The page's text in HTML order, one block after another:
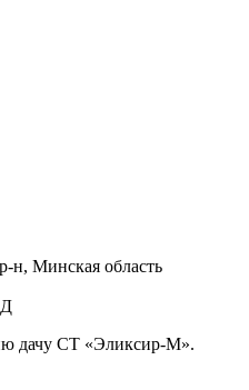
н, Минская область
дачу СТ «Эликсир-М».